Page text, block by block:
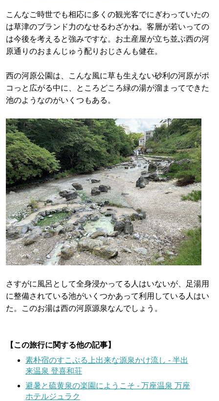
こんなご時世でも相応に多くの観光客でにぎわっていたの
は草津のブランド力のなせるわざかね。客層が若いっての
は今後を考えると強みですな。お土産屋が立ち並ぶ西の河
原通りのおまんじゅう配りおじさんも健在。
西の河原公園は、こんな風に草も生えない砂利の河原がポ
コっと広がる中に、ところどころ緑の湯が溜まってできた
池のようなのがいくつもある。
さすがに風呂として全身浸かってる人はいないが、足湯用
に整備されている池がいくつかあって利用している人はい
た。このお湯は西の河原源泉なんでしょう。
【この旅行に関する他の記事】
素朴宿のすこぶる上出来な源泉かけ流し - 半出
来温泉 登喜和荘
避暑と硫黄泉の楽園にようこそ - 万座温泉 万座
ホテルジュラク